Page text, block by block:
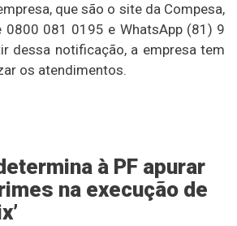
que são o site da Compesa,
0800 081 0195 e WhatsApp (81) 9
dessa notificação, a empresa tem
os atendimentos.
à PF apurar
na execução de